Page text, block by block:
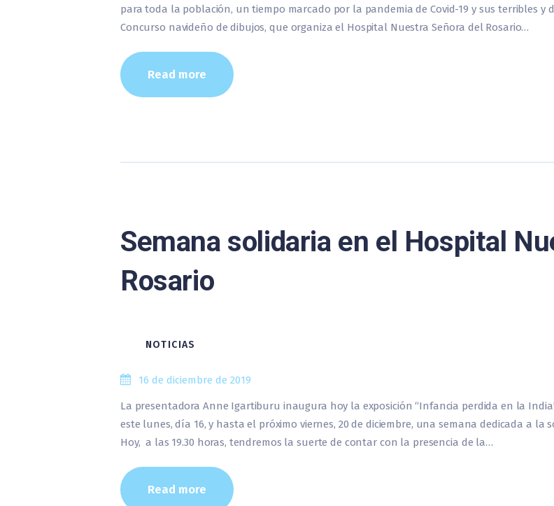
para toda la población, un tiempo marcado por la pandemia de Covid-19 y sus terribles y
Concurso navideño de dibujos, que organiza el Hospital Nuestra Señora del Rosario…
Read more
Semana solidaria en el Hospital
Rosario
NOTICIAS
16 de diciembre de 2019
La presentadora Anne Igartiburu inaugura hoy la exposición “Infancia perdida en la
este lunes, día 16, y hasta el próximo viernes, 20 de diciembre, una semana dedicada a
Hoy, a las 19.30 horas, tendremos la suerte de contar con la presencia de la…
Read more